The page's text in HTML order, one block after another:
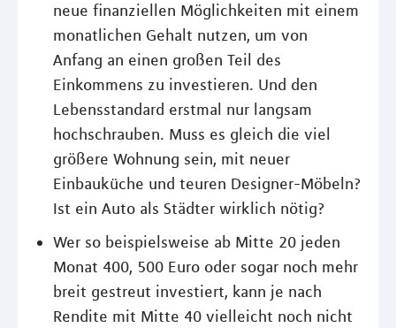
neue finanziellen Möglichkeiten mit einem
monatlichen Gehalt nutzen, um von
Anfang an einen großen Teil des
Einkommens zu investieren. Und den
Lebensstandard erstmal nur langsam
hochschrauben. Muss es gleich die viel
größere Wohnung sein, mit neuer
Einbauküche und teuren Designer-Möbeln?
Ist ein Auto als Städter wirklich nötig?
Wer so beispielsweise ab Mitte 20 jeden
Monat 400, 500 Euro oder sogar noch mehr
breit gestreut investiert, kann je nach
Rendite mit Mitte 40 vielleicht noch nicht